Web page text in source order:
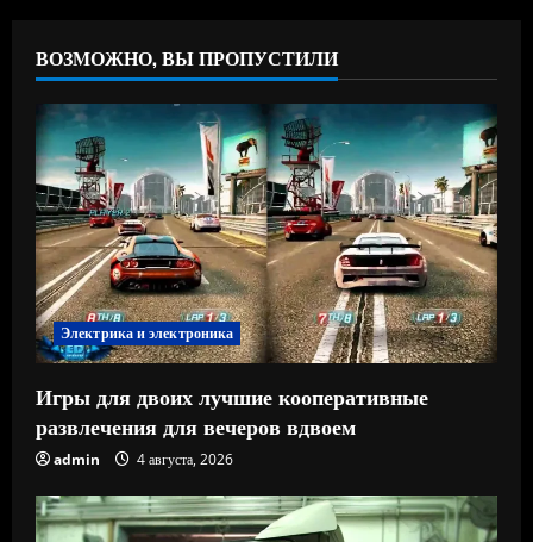
ВОЗМОЖНО, ВЫ ПРОПУСТИЛИ
Электрика и электроника
Игры для двоих лучшие кооперативные
развлечения для вечеров вдвоем
admin 4 августа, 2026